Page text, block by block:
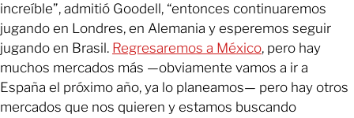
increíble”, admitió Goodell, “entonces continuaremos
jugando en Londres, en Alemania y esperemos seguir
jugando en Brasil. Regresaremos a México, pero hay
muchos mercados más —obviamente vamos a ir a
España el próximo año, ya lo planeamos— pero hay otros
mercados que nos quieren y estamos buscando